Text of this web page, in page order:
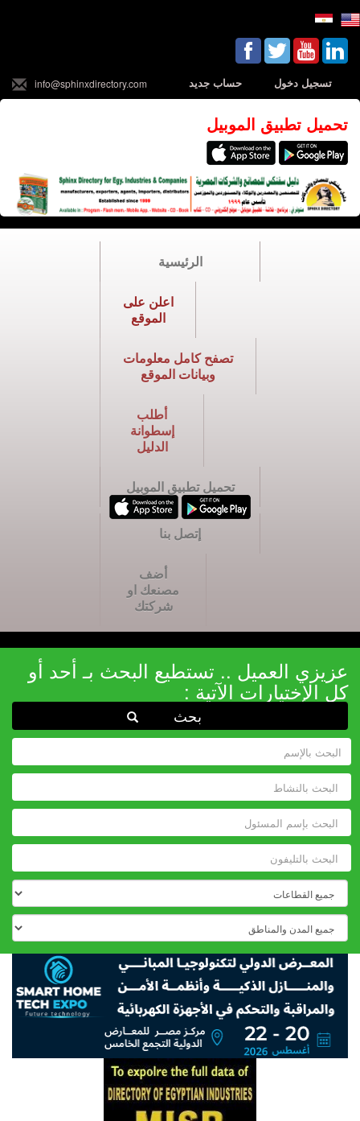
تسجيل دخول حساب جديد info@sphinxdirectory.com
تحميل تطبيق الموبيل
الرئيسية
اعلن على
الموقع
تصفح كامل معلومات
وبيانات الموقع
أطلب
إسطوانة
الدليل
تحميل تطبيق الموبيل
إتصل بنا
أضف
مصنعك او
شركتك
عزيزي العميل .. تستطيع البحث بـ أحد أو
كل الإختيارات الآتية :